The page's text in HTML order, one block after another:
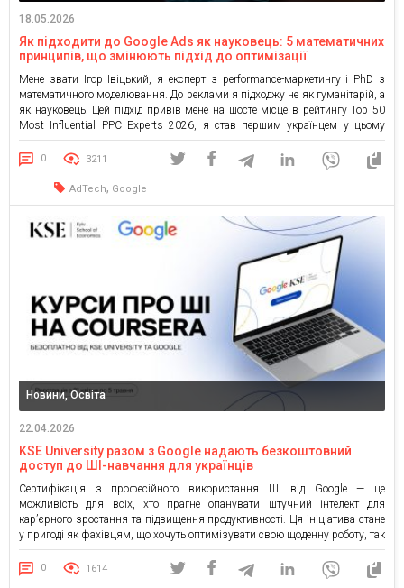
18.05.2026
Як підходити до Google Ads як науковець: 5 математичних
принципів, що змінюють підхід до оптимізації
Мене звати Ігор Івіцький, я експерт з performance-маркетингу і PhD з
математичного моделювання. До реклами я підходжу не як гуманітарій, а
як науковець. Цей підхід привів мене на шосте місце в рейтингу Top 50
Most Influential PPC Experts 2026, я став першим українцем у цьому
глобальному списку. Нижче п’ять математичних принципів, які, на мою
думку, […]
0 3211
AdTech, Google
Новини, Освіта
22.04.2026
KSE University разом з Google надають безкоштовний
доступ до ШІ-навчання для українців
Сертифікація з професійного використання ШІ від Google — це
можливість для всіх, хто прагне опанувати штучний інтелект для
кар’єрного зростання та підвищення продуктивності. Ця ініціатива стане
у пригоді як фахівцям, що хочуть оптимізувати свою щоденну роботу, так
і тим, хто прагне виділитися на ринку праці, маючи у портфоліо реальні
ШІ-кейси. Навчання допоможе розібратися в основах […]
0 1614